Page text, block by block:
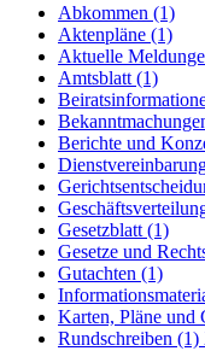
Abkommen (1)
Aktenpläne (1)
Aktuelle
Amtsblatt (1)
Berichte und
Gesetzblatt (1)
Gesetze und
Gutachten (1)
Karten, Pläne und
Rundschreiben (1)